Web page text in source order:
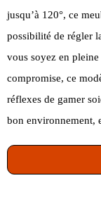
jusqu’à 120°, ce
possibilité de régler
vous soyez en
compromise, ce
réflexes de gamer
bon environnement,